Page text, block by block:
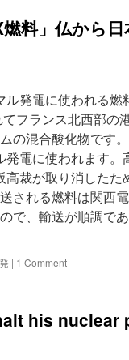
料」仏から
発電に使われる
フランス北西部の
の混合酸化物です
電に使われます
裁が取り消したた
される燃料は関西
で、輸送が順調で
| 1 Comment
his nuclear